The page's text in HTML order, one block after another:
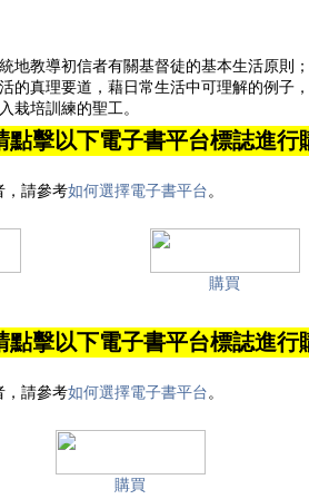
地教導初信者有關基督徒的基本生活原則
的真理要道，藉日常生活中可理解的例子
栽培訓練的聖工。
點擊以下電子書平台標誌進行
，請參考如何選擇電子書平台。
購買
點擊以下電子書平台標誌進行
，請參考如何選擇電子書平台。
購買